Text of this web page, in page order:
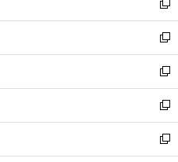
く
で
開
く
ド
ウ
で
開
く
い
ウ
ィ
ン
ド
ウ
で
開
く
新
し
い
ウ
ィ
ン
ド
ウ
で
開
新
し
い
ウ
ィ
ン
ド
ウ
新
し
い
ウ
ィ
ン
新
し
い
ウ
新
し